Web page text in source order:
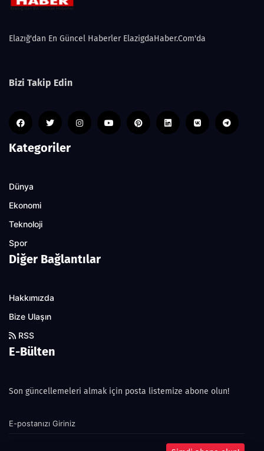
Elazığ'dan En Güncel Haberler ElazigdaHaber.Com'da
Bizi Takip Edin
Kategoriler
Dünya
Ekonomi
Teknoloji
Spor
Diğer Bağlantılar
Hakkımızda
Bize Ulaşın
RSS
E-Bülten
Son güncellemeleri almak için posta listemize abone olun!